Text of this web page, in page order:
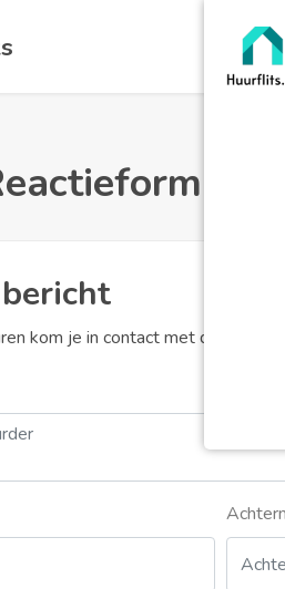
Home
kom je in contact met de